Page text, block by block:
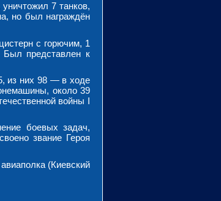
7 танков,
но был награждён
с горючим, 1
Был представлен к
из них 98 — в ходе
около 39
войны I
боевых задач,
звание Героя
(Киевский